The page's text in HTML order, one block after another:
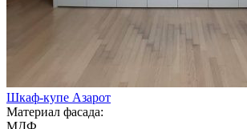
Шкаф-купе Азарот
Материал фасада:
МДФ